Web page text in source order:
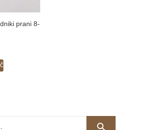
prani 8-